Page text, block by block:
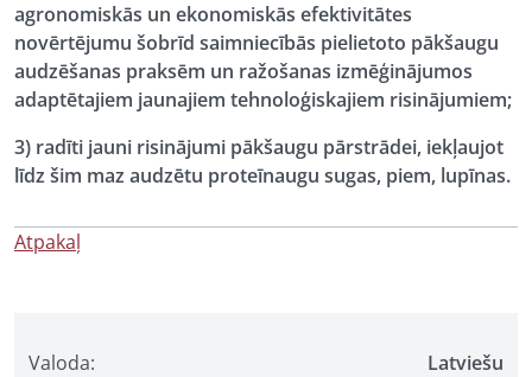
Valoda:
Latviešu
agronomiskās un ekonomiskās efektivitātes
novērtējumu šobrīd saimniecībās pielietoto pākšaugu
audzēšanas praksēm un ražošanas izmēģinājumos
adaptētajiem jaunajiem tehnoloģiskajiem risinājumiem;
3) radīti jauni risinājumi pākšaugu pārstrādei, iekļaujot
līdz šim maz audzētu proteīnaugu sugas, piem, lupīnas.
Atpakaļ